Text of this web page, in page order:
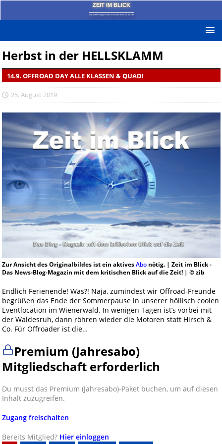
ZEIT IM BLICK
Das News-Blog mit dem kritischen Blick auf die Zeit!
Herbst in der HELLSKLAMM
14.9. OFFROAD DAY ALLE KLASSEN & QUAD!
25. August 2019
Zur Ansicht des Originalbildes ist ein aktivesAbonötig. | Zeit im Blick -
Das News-Blog-Magazin mit dem kritischen Blick auf die Zeit! | © zib
Endlich Ferienende! Was?! Naja, zumindest wir Offroad-Freunde
begrüßen das Ende der Sommerpause in unserer höllisch coolen
Eventlocation im Wienerwald. In wenigen Tagen ist’s vorbei mit
der Waldesruh, dann röhren wieder die Motoren statt Hirsch &
Co. Für Offroader ist die…
Premium (Jahresabo)
Mitgliedschaft erforderlich
Du musst das Premium (Jahresabo)-Paket buchen, um auf diesen
Inhalt zuzugreifen.
Zugang freischalten
Bereits Mitglied? Hier einloggen